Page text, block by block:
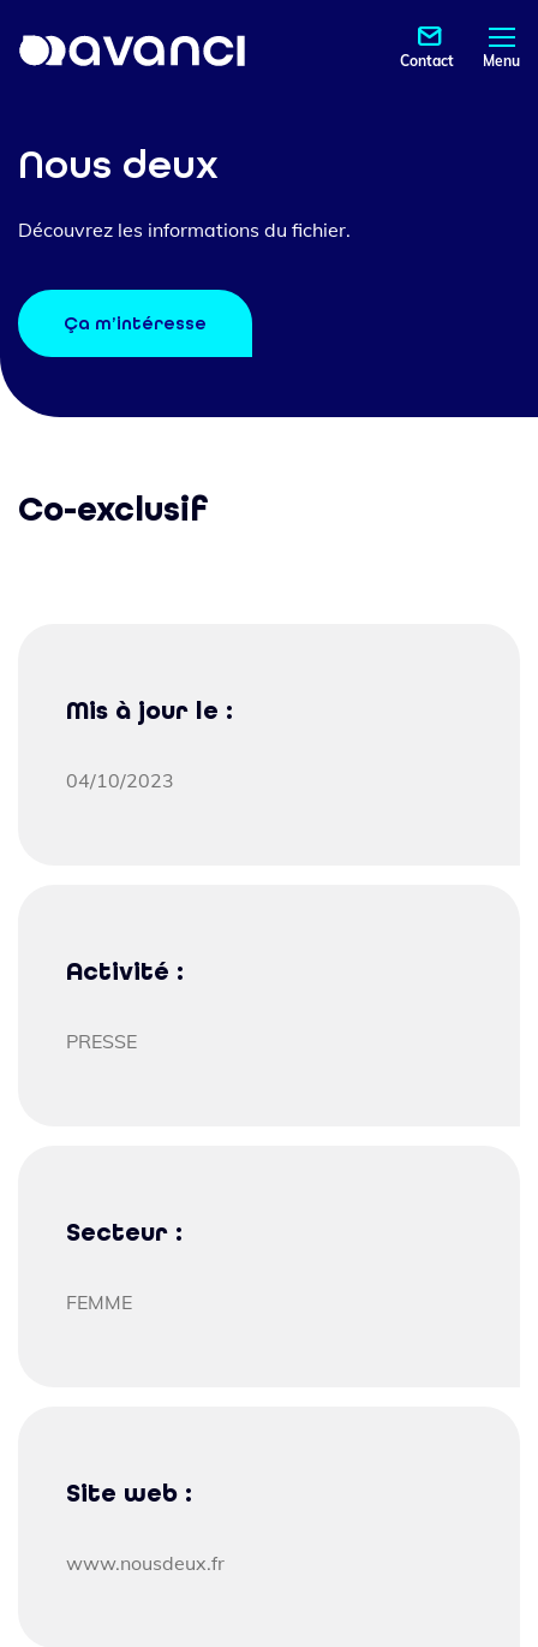
Contact Menu
Nous deux
Découvrez les informations du fichier.
Ça m’intéresse
Co-exclusif
Mis à jour le :
04/10/2023
Activité :
PRESSE
Secteur :
FEMME
Site web :
www.nousdeux.fr